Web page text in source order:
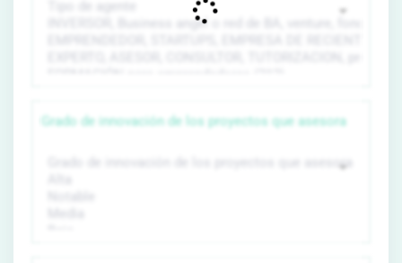
Grado de innovación de los proyectos que asesora